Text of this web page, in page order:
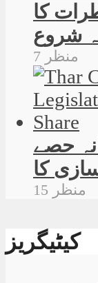
کا
شروع
7 منظر
حصے
15 منظر
کیٹیگریز